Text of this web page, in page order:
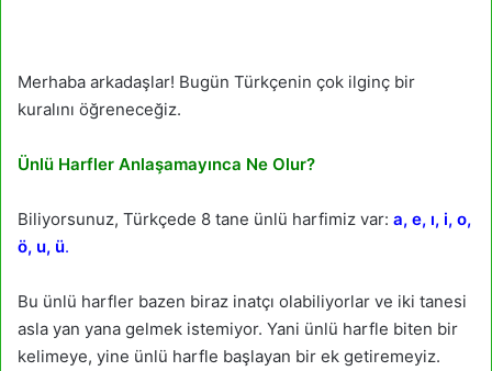
Merhaba arkadaşlar! Bugün Türkçenin çok ilginç bir
kuralını öğreneceğiz.
Ünlü Harfler Anlaşamayınca Ne Olur?
Biliyorsunuz, Türkçede 8 tane ünlü harfimiz var: a, e, ı, i, o,
ö, u, ü.
Bu ünlü harfler bazen biraz inatçı olabiliyorlar ve iki tanesi
asla yan yana gelmek istemiyor. Yani ünlü harfle biten bir
kelimeye, yine ünlü harfle başlayan bir ek getiremeyiz.